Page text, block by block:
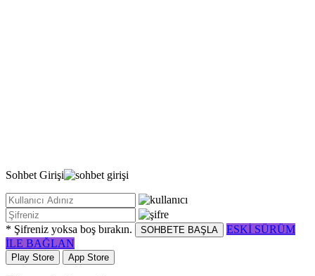
Sohbet Girişi
* Şifreniz yoksa boş bırakın. SOHBETE BAŞLA
ESKİ SÜRÜM
İLE BAĞLAN
Play Store App Store